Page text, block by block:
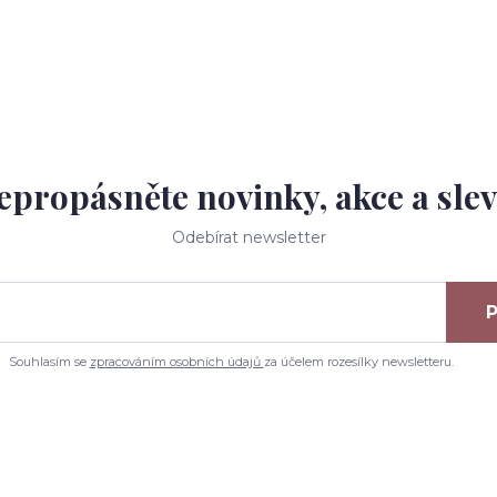
novinky, akce a
Odebírat newsletter
Souhlasím se zpracováním osobních údajů za účelem rozesílky newsletteru.